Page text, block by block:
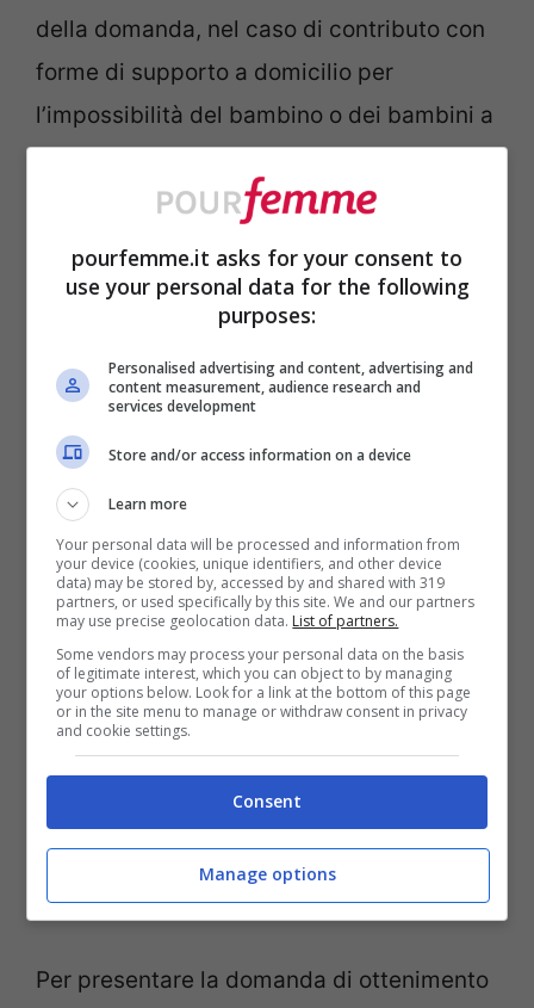
della domanda, nel caso di contributo con
forme di supporto a domicilio per
l’impossibilità del bambino o dei bambini a
una decorrenza di 30 giorni dalla data in
cui sono stati allegati i documenti per
ciascuna mensilità.
Quali sono le fasce ISEE per il
bonus nido nel 2025?
Sono beneficiari, per il Bonus Asilo Nido
2025, i bambini nati od adottati a partire
dal 1° gennaio 2024. L’ISEE minorenni
deve essere superiore ai 40mila euroe
ciò fornirà un contributo di 3600 euro.
Mentre per i nati prima del 2024 si hanno
importi inferiori, di rispettivamente 3.000
euro per ISEE fino a 25mila euro; 2.500
euro. O 1.500 euro per ISEE assente o
superiore a 40mila euro.
Per presentare la domanda di ottenimento
pourfemme.it asks for your consent to
use your personal data for the following
purposes:
Personalised advertising and content, advertising and
content measurement, audience research and
services development
Store and/or access information on a device
Learn more
Your personal data will be processed and information from
your device (cookies, unique identifiers, and other device
data) may be stored by, accessed by and shared with 319
partners, or used specifically by this site. We and our partners
may use precise geolocation data. List of partners.
Some vendors may process your personal data on the basis
of legitimate interest, which you can object to by managing
your options below. Look for a link at the bottom of this page
or in the site menu to manage or withdraw consent in privacy
and cookie settings.
Consent
Manage options